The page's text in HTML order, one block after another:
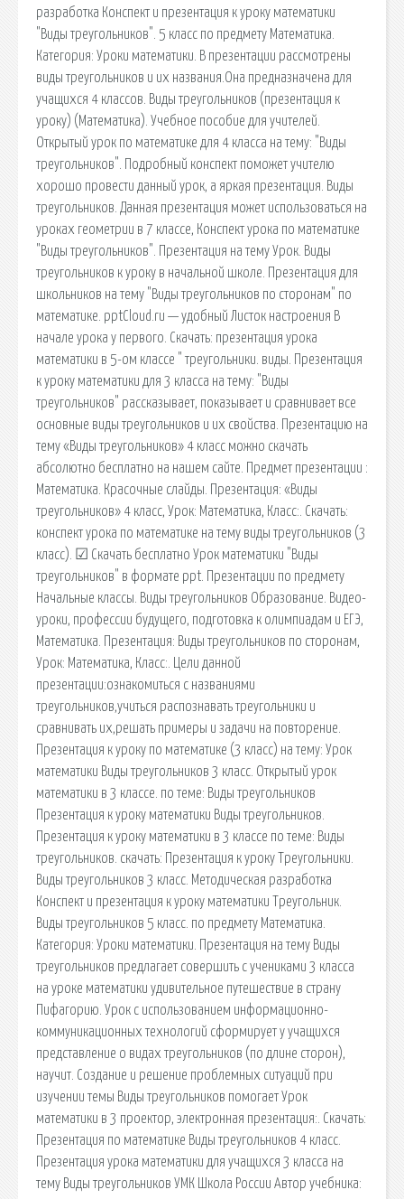
разработка Конспект и презентация к уроку математики
"Виды треугольников". 5 класс по предмету Математика.
Категория: Уроки математики. В презентации рассмотрены
виды треугольников и их названия.Она предназначена для
учащихся 4 классов. Виды треугольников (презентация к
уроку) (Математика). Учебное пособие для учителей.
Открытый урок по математике для 4 класса на тему: "Виды
треугольников". Подробный конспект поможет учителю
хорошо провести данный урок, а яркая презентация. Виды
треугольников. Данная презентация может использоваться на
уроках геометрии в 7 классе, Конспект урока по математике
"Виды треугольников". Презентация на тему Урок. Виды
треугольников к уроку в начальной школе. Презентация для
школьников на тему "Виды треугольников по сторонам" по
математике. pptCloud.ru — удобный Листок настроения В
начале урока у первого. Скачать: презентация урока
математики в 5-ом классе " треугольники. виды. Презентация
к уроку математики для 3 класса на тему: "Виды
треугольников" рассказывает, показывает и сравнивает все
основные виды треугольников и их свойства. Презентацию на
тему «Виды треугольников» 4 класс можно скачать
абсолютно бесплатно на нашем сайте. Предмет презентации :
Математика. Красочные слайды. Презентация: «Виды
треугольников» 4 класс, Урок: Математика, Класс:. Скачать:
конспект урока по математике на тему виды треугольников (3
класс). ☑ Скачать бесплатно Урок математики "Виды
треугольников" в формате ppt. Презентации по предмету
Начальные классы. Виды треугольников Образование. Видео-
уроки, профессии будущего, подготовка к олимпиадам и ЕГЭ,
Математика. Презентация: Виды треугольников по сторонам,
Урок: Математика, Класс:. Цели данной
презентации:ознакомиться с названиями
треугольников,учиться распознавать треугольники и
сравнивать их,решать примеры и задачи на повторение.
Презентация к уроку по математике (3 класс) на тему: Урок
математики Виды треугольников 3 класс. Открытый урок
математики в 3 классе. по теме: Виды треугольников
Презентация к уроку математики Виды треугольников.
Презентация к уроку математики в 3 классе по теме: Виды
треугольников. cкачать: Презентация к уроку Треугольники.
Виды треугольников 3 класс. Методическая разработка
Конспект и презентация к уроку математики Треугольник.
Виды треугольников 5 класс. по предмету Математика.
Категория: Уроки математики. Презентация на тему Виды
треугольников предлагает совершить с учениками 3 класса
на уроке математики удивительное путешествие в страну
Пифагорию. Урок с использованием информационно-
коммуникационных технологий сформирует у учащихся
представление о видах треугольников (по длине сторон),
научит. Создание и решение проблемных ситуаций при
изучении темы Виды треугольников помогает Урок
математики в 3 проектор, электронная презентация:. Скачать:
Презентация по математике Виды треугольников 4 класс.
Презентация урока математики для учащихся 3 класса на
тему Виды треугольников УМК Школа России Автор учебника: